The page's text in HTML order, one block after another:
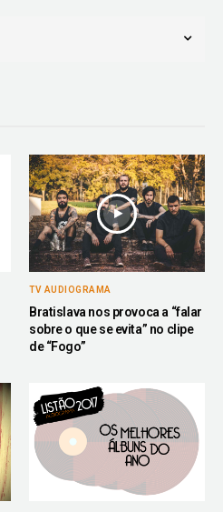
TV AUDIOGRAMA
Bratislava nos provoca a “falar
sobre o que se evita” no clipe
de “Fogo”